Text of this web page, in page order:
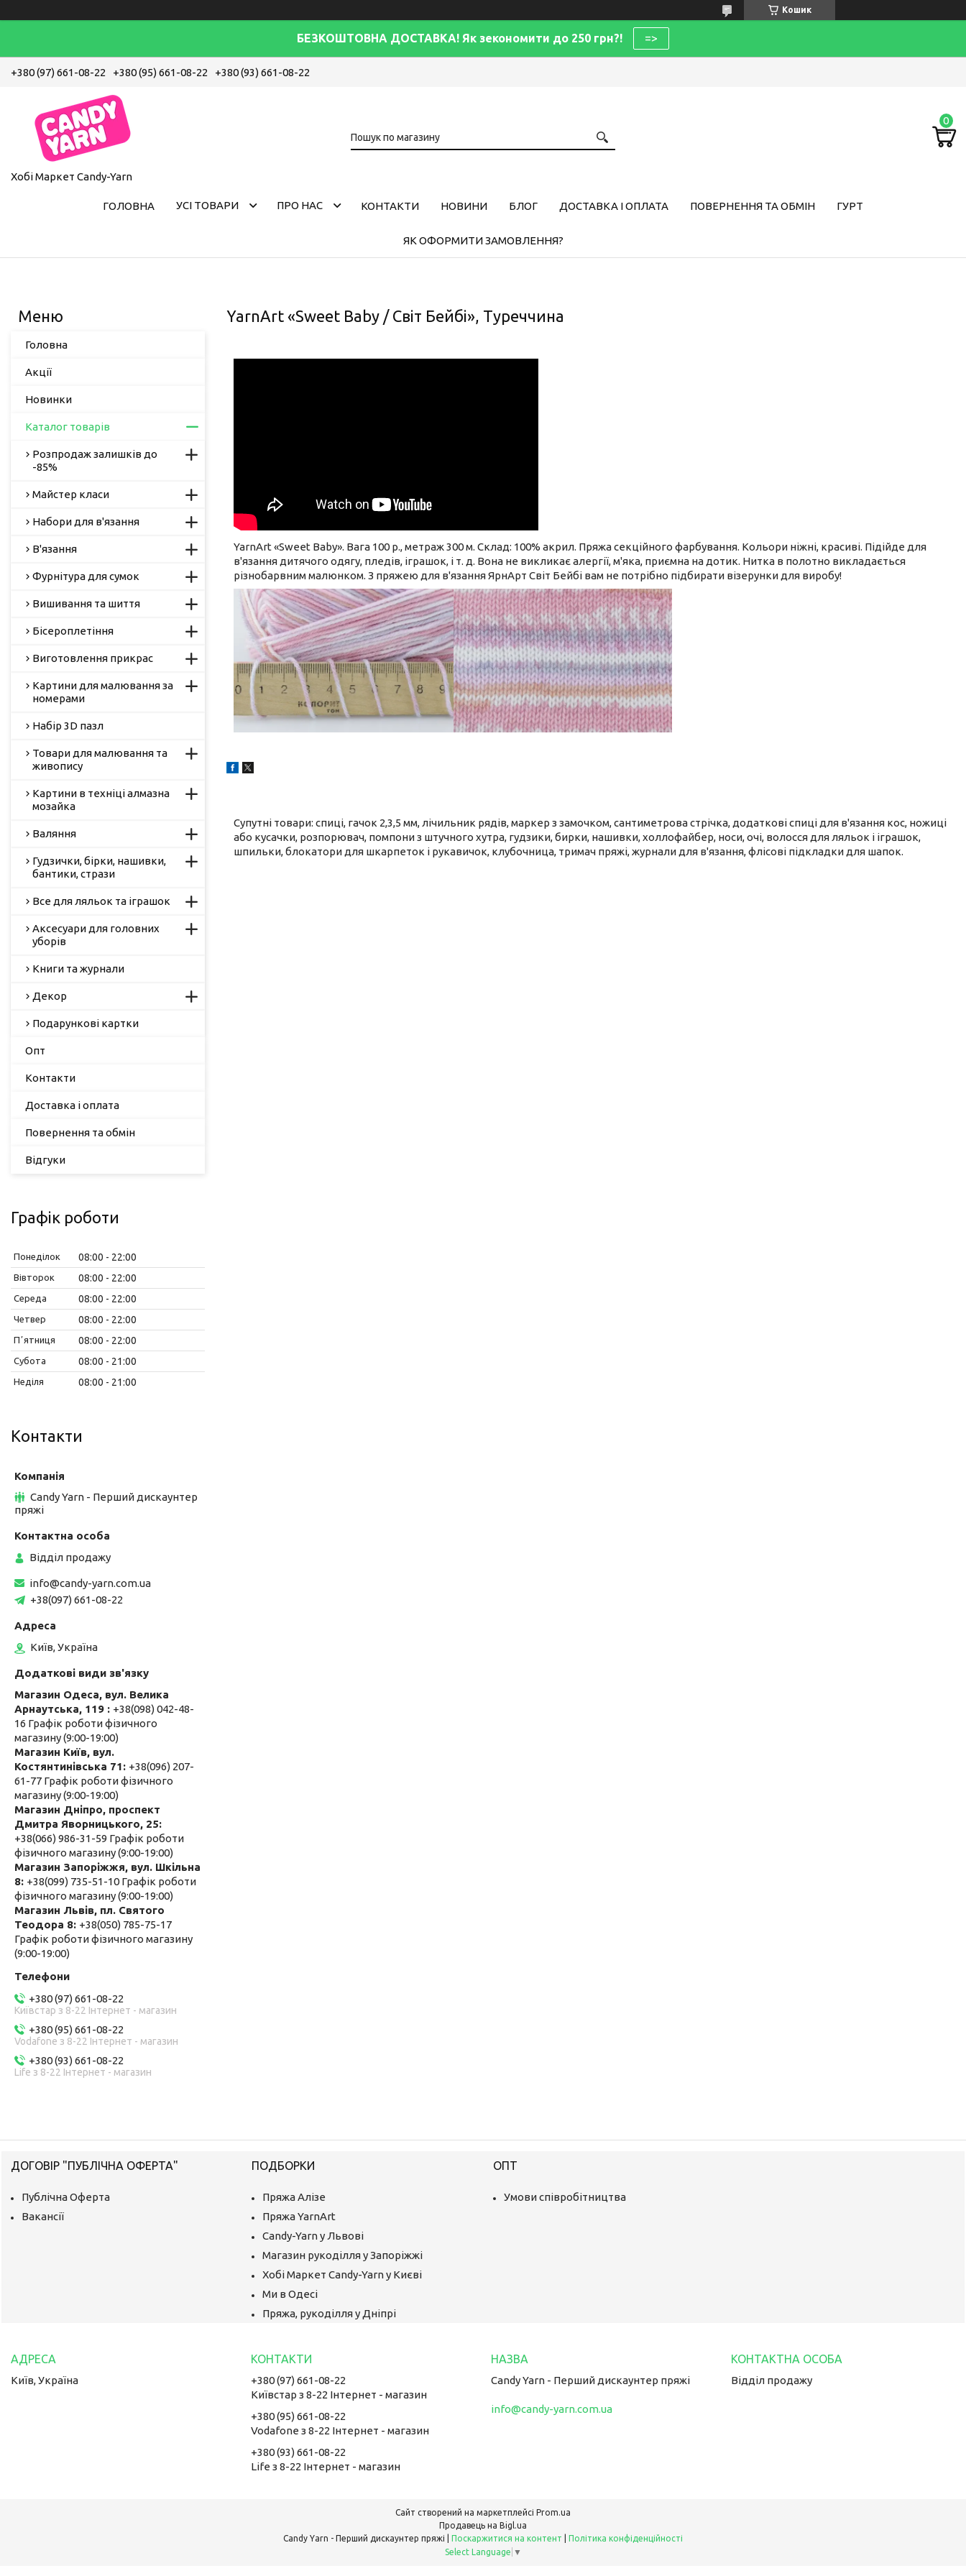
Кошик
БЕЗКОШТОВНА ДОСТАВКА! Як зекономити до 250 грн?! =>
+380 (97) 661-08-22 +380 (95) 661-08-22 +380 (93) 661-08-22
Хобі Маркет Candy-Yarn
ГОЛОВНА УСІ ТОВАРИ ПРО НАС КОНТАКТИ НОВИНИ БЛОГ ДОСТАВКА І ОПЛАТА ПОВЕРНЕННЯ ТА ОБМІН ГУРТ
ЯК ОФОРМИТИ ЗАМОВЛЕННЯ?
YarnArt «Sweet Baby / Світ Бейбі», Туреччина
YarnArt «Sweet Baby». Вага 100 р., метраж 300 м. Склад: 100% акрил. Пряжа секційного фарбування. Кольори ніжні, красиві. Підійде для
в'язання дитячого одягу, пледів, іграшок, і т. д. Вона не викликає алергії, м'яка, приємна на дотик. Нитка в полотно викладається
різнобарвним малюнком. З пряжею для в'язання ЯрнАрт Світ Бейбі вам не потрібно підбирати візерунки для виробу!
Супутні товари: спиці, гачок 2,3,5 мм, лічильник рядів, маркер з замочком, сантиметрова стрічка, додаткові спиці для в'язання кос, ножиці
або кусачки, розпорювач, помпони з штучного хутра, гудзики, бирки, нашивки, холлофайбер, носи, очі, волосся для ляльок і іграшок,
шпильки, блокатори для шкарпеток і рукавичок, клубочница, тримач пряжі, журнали для в'язання, флісові підкладки для шапок.
Головна
Акції
Новинки
Каталог товарів
Розпродаж залишків до
-85%
Майстер класи
Набори для в'язання
В'язання
Фурнітура для сумок
Вишивання та шиття
Бісероплетіння
Виготовлення прикрас
Картини для малювання за
номерами
Набір 3D пазл
Товари для малювання та
живопису
Картини в техніці алмазна
мозайка
Валяння
Гудзички, бірки, нашивки,
бантики, стрази
Все для ляльок та іграшок
Аксесуари для головних
уборів
Книги та журнали
Декор
Подарункові картки
Опт
Контакти
Доставка і оплата
Повернення та обмін
Відгуки
Графік роботи
Понеділок 08:00 22:00
Вівторок 08:00 22:00
Середа 08:00 22:00
Четвер 08:00 22:00
Пʼятниця 08:00 22:00
Субота 08:00 21:00
Неділя 08:00 21:00
Контакти
Candy Yarn - Перший дискаунтер
пряжі
Відділ продажу
info@candy-yarn.com.ua
+38(097) 661-08-22
Київ, Україна
Магазин Одеса, вул. Велика
Арнаутська, 119
+38(098) 042-48-
16 Графік роботи фізичного
магазину (9:00-19:00)
Магазин Київ, вул.
Костянтинівська 71
+38(096) 207-
61-77 Графік роботи фізичного
магазину (9:00-19:00)
Магазин Дніпро, проспект
Дмитра Яворницького, 25
+38(066) 986-31-59 Графік роботи
фізичного магазину (9:00-19:00)
Магазин Запоріжжя, вул. Шкільна
8 +38(099) 735-51-10 Графік роботи
фізичного магазину (9:00-19:00)
Магазин Львів, пл. Святого
Теодора 8 +38(050) 785-75-17
Графік роботи фізичного магазину
(9:00-19:00)
+380 (97) 661-08-22
Київстар з 8-22 Інтернет - магазин
+380 (95) 661-08-22
Vodafone з 8-22 Інтернет - магазин
+380 (93) 661-08-22
Life з 8-22 Інтернет - магазин
ДОГОВІР "ПУБЛІЧНА ОФЕРТА"
Публічна Оферта
Вакансії
ПОДБОРКИ
Пряжа Алізе
Пряжа YarnArt
Candy-Yarn у Львові
Магазин рукоділля у Запоріжжі
Хобі Маркет Candy-Yarn у Києві
Ми в Одесі
Пряжа, рукоділля у Дніпрі
ОПТ
Умови співробітництва
Київ, Україна
+380 (97) 661-08-22
Київстар з 8-22 Інтернет - магазин
+380 (95) 661-08-22
Vodafone з 8-22 Інтернет - магазин
+380 (93) 661-08-22
Life з 8-22 Інтернет - магазин
Candy Yarn - Перший дискаунтер пряжі
info@candy-yarn.com.ua
Відділ продажу
Сайт створений на маркетплейсі Prom.ua
Продавець на Bigl.ua
Поскаржитися на контент
Політика конфіденційності
Select Language ▼